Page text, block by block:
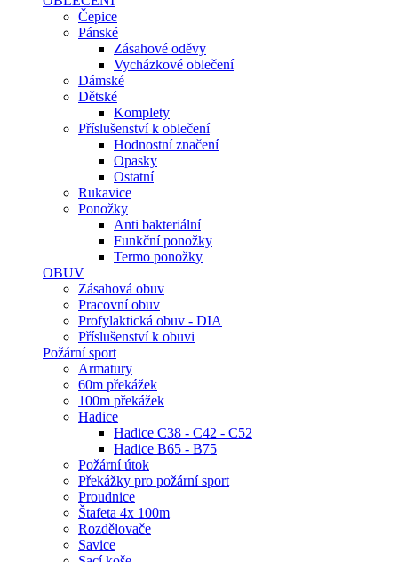
Čepice
Pánské
Zásahové oděvy
Vycházkové oblečení
Dámské
Dětské
Komplety
Příslušenství k oblečení
Hodnostní značení
Opasky
Ostatní
Rukavice
Ponožky
Anti bakteriální
Funkční ponožky
Termo ponožky
OBUV
Zásahová obuv
Pracovní obuv
Profylaktická obuv - DIA
Příslušenství k obuvi
Požární sport
Armatury
60m překážek
100m překážek
Hadice
Hadice C38 - C42 - C52
Hadice B65 - B75
Požární útok
Překážky pro požární sport
Proudnice
Štafeta 4x 100m
Rozdělovače
Savice